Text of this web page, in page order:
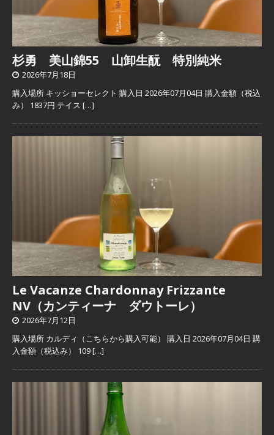
杉勇 美山錦55 山卸生酛 特別純米
2026年7月18日
購入場所 キッショーセレクト 購入日 2026年07月04日 購入金額（税込
み） 1837円 テイス […]
Le Vacanze Chardonnay Frizzante
NV（カンティーナ ダウトーレ）
2026年7月12日
購入場所 カルディ（こちらから購入可能） 購入日 2026年07月04日 購
入金額（税込み） 109[…]